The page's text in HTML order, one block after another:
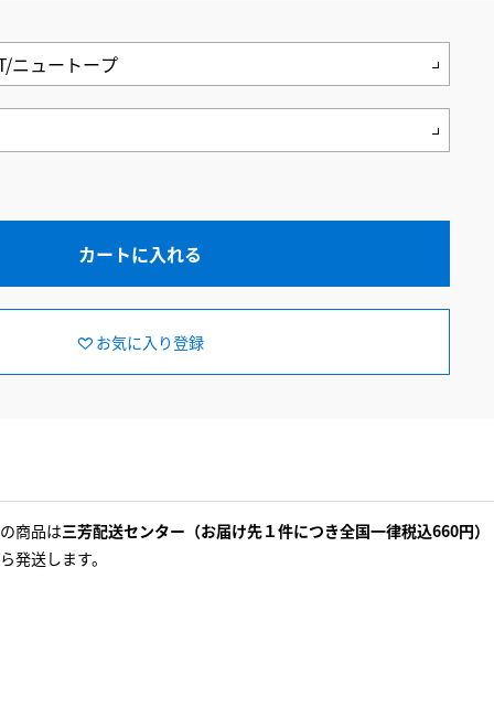
カートに入れる
お気に入り登録
商品は三芳配送センター（お届け先１件につき全国一律税込660円）
発送します。